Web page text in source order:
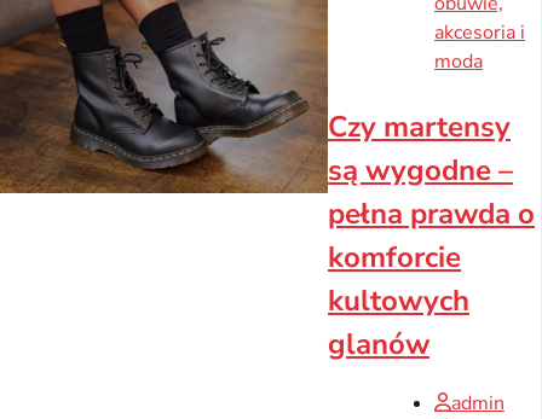
akcesoria i
moda
Czy martensy
są wygodne –
pełna prawda o
komforcie
kultowych
glanów
admin